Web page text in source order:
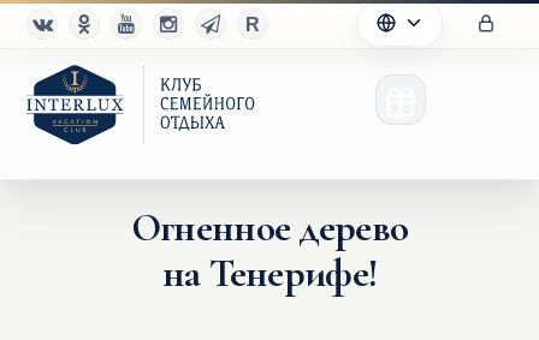
Огненное дерево
на Тенерифе!